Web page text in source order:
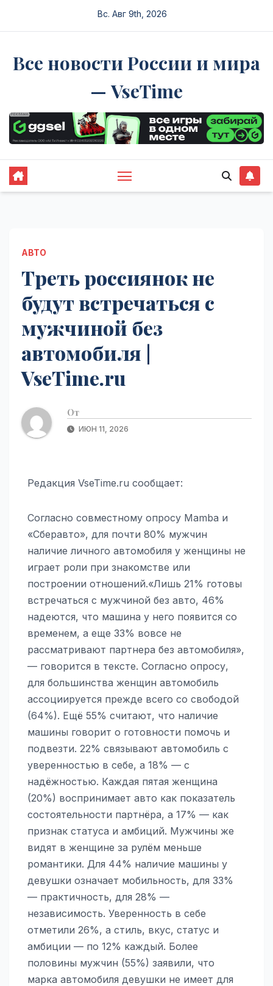
Вс. Авг 9th, 2026
Все новости России и мира
— VseTime
АВТО
Треть россиянок не
будут встречаться с
мужчиной без
автомобиля |
VseTime.ru
От
ИЮН 11, 2026
Редакция VseTime.ru сообщает:
Согласно совместному опросу Mamba и
«Сберавто», для почти 80% мужчин
наличие личного автомобиля у женщины не
играет роли при знакомстве или
построении отношений.«Лишь 21% готовы
встречаться с мужчиной без авто, 46%
надеются, что машина у него появится со
временем, а еще 33% вовсе не
рассматривают партнера без автомобиля»,
— говорится в тексте. Согласно опросу,
для большинства женщин автомобиль
ассоциируется прежде всего со свободой
(64%). Ещё 55% считают, что наличие
машины говорит о готовности помочь и
подвезти. 22% связывают автомобиль с
уверенностью в себе, а 18% — с
надёжностью. Каждая пятая женщина
(20%) воспринимает авто как показатель
состоятельности партнёра, а 17% — как
признак статуса и амбиций. Мужчины же
видят в женщине за рулём меньше
романтики. Для 44% наличие машины у
девушки означает мобильность, для 33%
— практичность, для 28% —
независимость. Уверенность в себе
отметили 26%, а стиль, вкус, статус и
амбиции — по 12% каждый. Более
половины мужчин (55%) заявили, что
марка автомобиля девушки не имеет для